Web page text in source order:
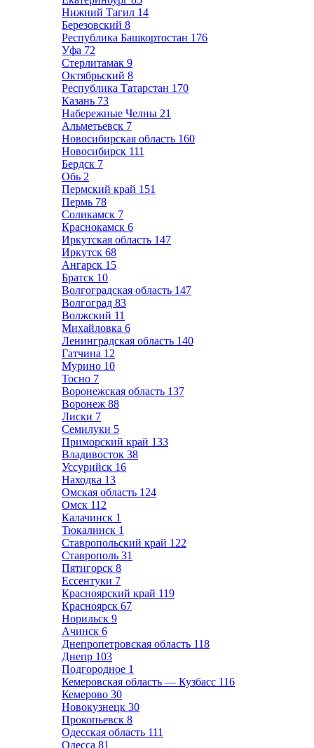
Нижний Тагил 14
Березовский 8
Республика Башкортостан 176
Уфа 72
Стерлитамак 9
Октябрьский 8
Республика Татарстан 170
Казань 73
Набережные Челны 21
Альметьевск 7
Новосибирская область 160
Новосибирск 111
Бердск 7
Обь 2
Пермский край 151
Пермь 78
Соликамск 7
Краснокамск 6
Иркутская область 147
Иркутск 68
Ангарск 15
Братск 10
Волгоградская область 147
Волгоград 83
Волжский 11
Михайловка 6
Ленинградская область 140
Гатчина 12
Мурино 10
Тосно 7
Воронежская область 137
Воронеж 88
Лиски 7
Семилуки 5
Приморский край 133
Владивосток 38
Уссурийск 16
Находка 13
Омская область 124
Омск 112
Калачинск 1
Тюкалинск 1
Ставропольский край 122
Ставрополь 31
Пятигорск 8
Ессентуки 7
Красноярский край 119
Красноярск 67
Норильск 9
Ачинск 6
Днепропетровская область 118
Днепр 103
Подгородное 1
Кемеровская область — Кузбасс 116
Кемерово 30
Новокузнецк 30
Прокопьевск 8
Одесская область 111
Одесса 81